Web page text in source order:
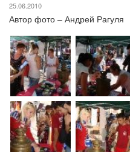
25.06.2010
Автор фото – Андрей Рагуля